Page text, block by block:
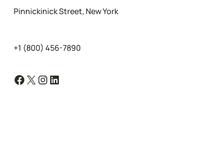
Pinnickinick Street, New York
+1 (800) 456-7890
Facebook X Instagram LinkedIn